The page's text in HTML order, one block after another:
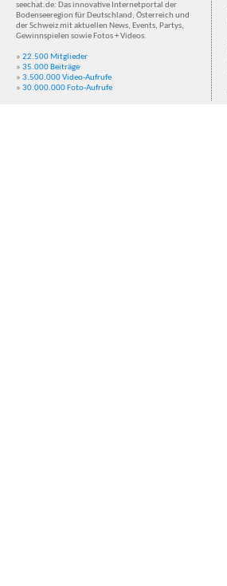
seechat.de: Das innovative Internetportal der
Bodenseeregion für Deutschland, Österreich und
der Schweiz mit aktuellen News, Events, Partys,
Gewinnspielen sowie Fotos + Videos.
» 22.500 Mitglieder
» 35.000 Beiträge
» 3.500.000 Video-Aufrufe
» 30.000.000 Foto-Aufrufe